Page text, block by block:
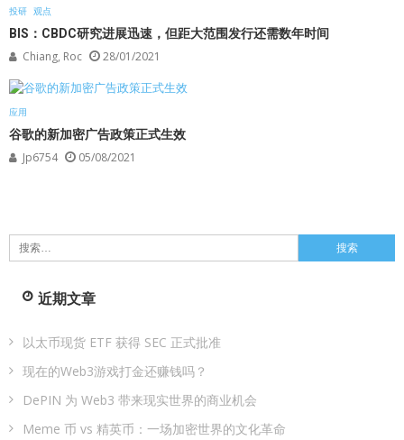
投研 观点
BIS：CBDC研究进展迅速，但距大范围发行还需数年时间
Chiang, Roc 28/01/2021
应用
谷歌的新加密广告政策正式生效
Jp6754 05/08/2021
搜
索：
近期文章
以太币现货 ETF 获得 SEC 正式批准
现在的Web3游戏打金还赚钱吗？
DePIN 为 Web3 带来现实世界的商业机会
Meme 币 vs 精英币：一场加密世界的文化革命